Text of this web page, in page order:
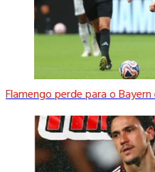
Flamengo perde para o